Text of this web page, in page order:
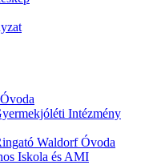
Intézmény
Waldorf Óvoda
Iskola és AMI